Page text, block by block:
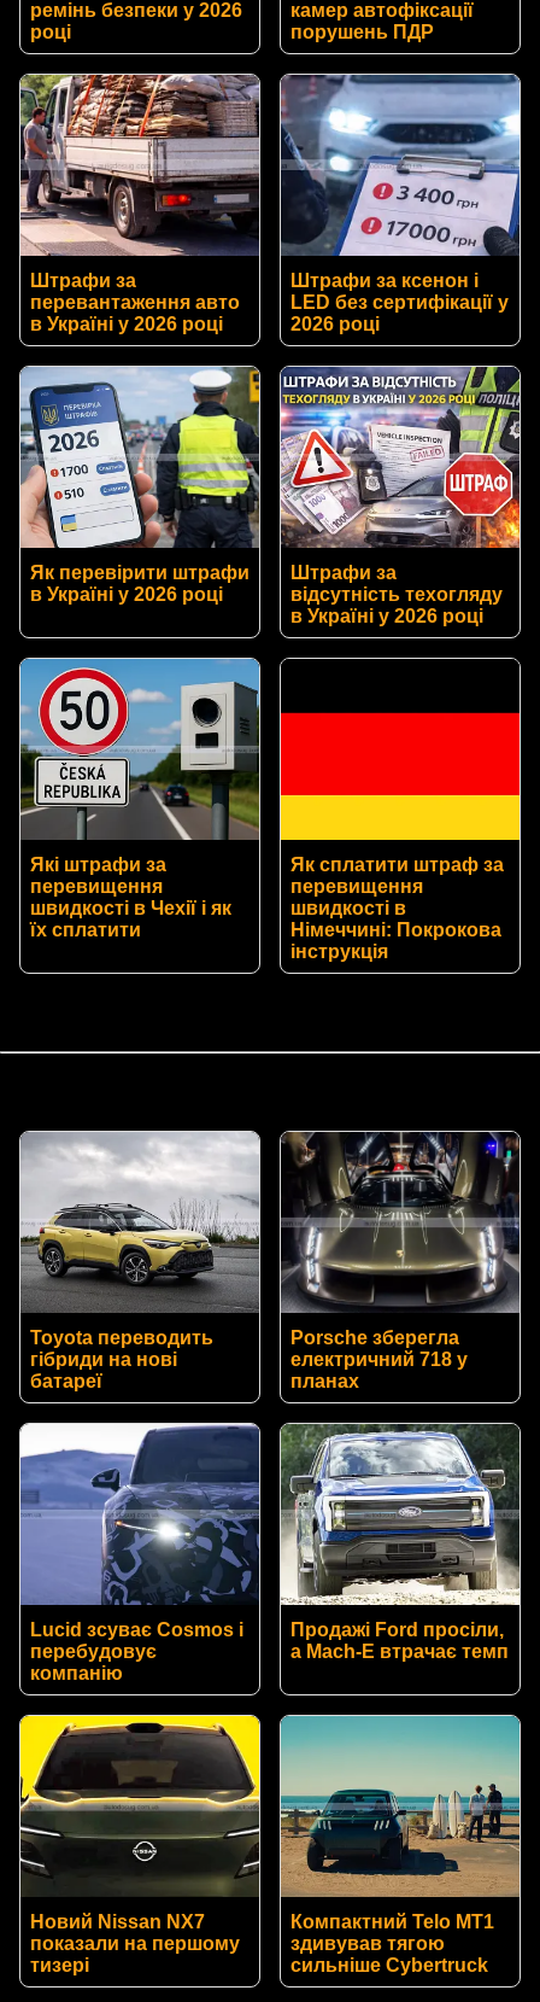
ремінь безпеки у 2026
році
камер автофіксації
порушень ПДР
Штрафи за
перевантаження авто
в Україні у 2026 році
Штрафи за ксенон і
LED без сертифікації у
2026 році
Як перевірити штрафи
в Україні у 2026 році
Штрафи за
відсутність техогляду
в Україні у 2026 році
Які штрафи за
перевищення
швидкості в Чехії і як
їх сплатити
Як сплатити штраф за
перевищення
швидкості в
Німеччині: Покрокова
інструкція
Toyota переводить
гібриди на нові
батареї
Porsche зберегла
електричний 718 у
планах
Lucid зсуває Cosmos і
перебудовує
компанію
Продажі Ford просіли,
а Mach-E втрачає темп
Новий Nissan NX7
показали на першому
тизері
Компактний Telo MT1
здивував тягою
сильніше Cybertruck